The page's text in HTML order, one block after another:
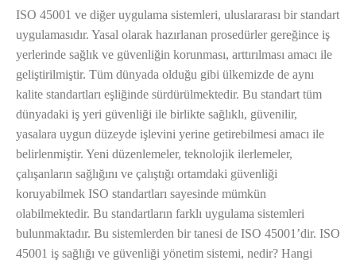
ISO 45001 ve diğer uygulama sistemleri, uluslararası bir standart
uygulamasıdır. Yasal olarak hazırlanan prosedürler gereğince iş
yerlerinde sağlık ve güvenliğin korunması, arttırılması amacı ile
geliştirilmiştir. Tüm dünyada olduğu gibi ülkemizde de aynı
kalite standartları eşliğinde sürdürülmektedir. Bu standart tüm
dünyadaki iş yeri güvenliği ile birlikte sağlıklı, güvenilir,
yasalara uygun düzeyde işlevini yerine getirebilmesi amacı ile
belirlenmiştir. Yeni düzenlemeler, teknolojik ilerlemeler,
çalışanların sağlığını ve çalıştığı ortamdaki güvenliği
koruyabilmek ISO standartları sayesinde mümkün
olabilmektedir. Bu standartların farklı uygulama sistemleri
bulunmaktadır. Bu sistemlerden bir tanesi de ISO 45001’dir. ISO
45001 iş sağlığı ve güvenliği yönetim sistemi, nedir? Hangi